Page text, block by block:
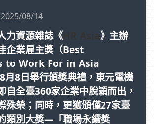
2025/08/14
力資源雜誌《HR Asia》主辦
企業雇主獎（Best
to Work For in Asia
月8日舉行頒獎典禮，東元電機
自全臺360家企業中脫穎而出，
殊榮；同時，更獲頒僅27家臺
類別大獎—「職場永續獎